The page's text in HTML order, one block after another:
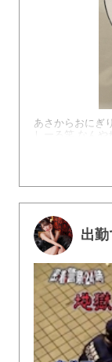
あさからおにぎ
しーる笑 なんや
出